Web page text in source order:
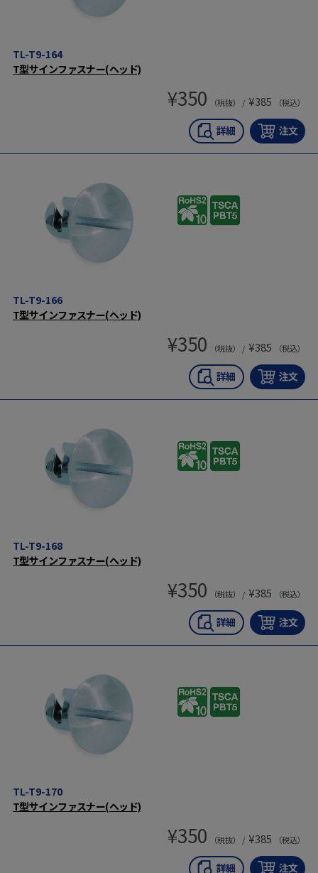
TL-T9-164
T型サインファスナー(ヘッド)
¥350 （税抜） / ¥385 （税込）
TL-T9-166
T型サインファスナー(ヘッド)
¥350 （税抜） / ¥385 （税込）
TL-T9-168
T型サインファスナー(ヘッド)
¥350 （税抜） / ¥385 （税込）
TL-T9-170
T型サインファスナー(ヘッド)
¥350 （税抜） / ¥385 （税込）